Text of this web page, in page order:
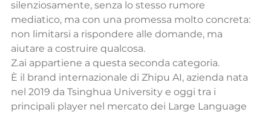
silenziosamente, senza lo stesso rumore
mediatico, ma con una promessa molto concreta:
non limitarsi a rispondere alle domande, ma
aiutare a costruire qualcosa.
Z.ai appartiene a questa seconda categoria.
È il brand internazionale di Zhipu AI, azienda nata
nel 2019 da Tsinghua University e oggi tra i
principali player nel mercato dei Large Language